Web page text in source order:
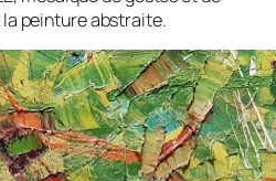
peinture abstraite.